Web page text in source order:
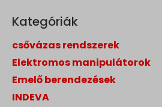
Kategóriák
csővázas rendszerek
Elektromos manipulátorok
Emelő berendezések
INDEVA